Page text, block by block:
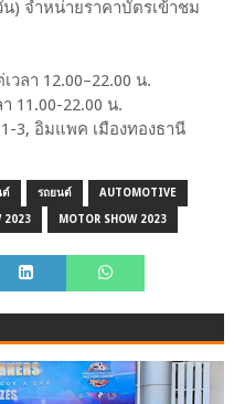
น) จำหน่ายราคาบัตรเข้าชม
ลา 12.00–22.00 น.
11.00-22.00 น.
3, อิมแพค เมืองทองธานี
ต์ รถยนต์ AUTOMOTIVE
2023 MOTOR SHOW 2023